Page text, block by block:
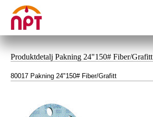
Produktdetalj Pakning 24"150# Fiber/Grafitt
80017 Pakning 24"150# Fiber/Grafitt